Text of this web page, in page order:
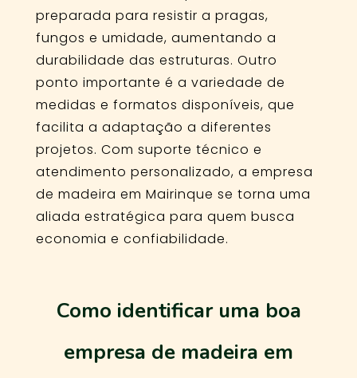
preparada para resistir a pragas,
fungos e umidade, aumentando a
durabilidade das estruturas. Outro
ponto importante é a variedade de
medidas e formatos disponíveis, que
facilita a adaptação a diferentes
projetos. Com suporte técnico e
atendimento personalizado, a empresa
de madeira em Mairinque se torna uma
aliada estratégica para quem busca
economia e confiabilidade.
Como identificar uma boa
empresa de madeira em